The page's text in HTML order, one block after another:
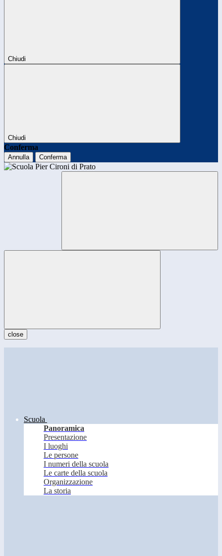
Chiudi
Chiudi
Conferma
Annulla Conferma
close
Scuola
Panoramica
Presentazione
I luoghi
Le persone
I numeri della scuola
Le carte della scuola
Organizzazione
La storia